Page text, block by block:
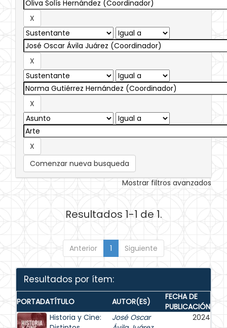
Comenzar nueva busqueda
Mostrar filtros avanzados
Resultados 1-1 de 1.
Anterior 1 Siguiente
Resultados por ítem:
PORTADATÍTULO AUTOR(ES)
FECHA DE
PUBLICACIÓN
Historia y Cine:
José Oscar
2024